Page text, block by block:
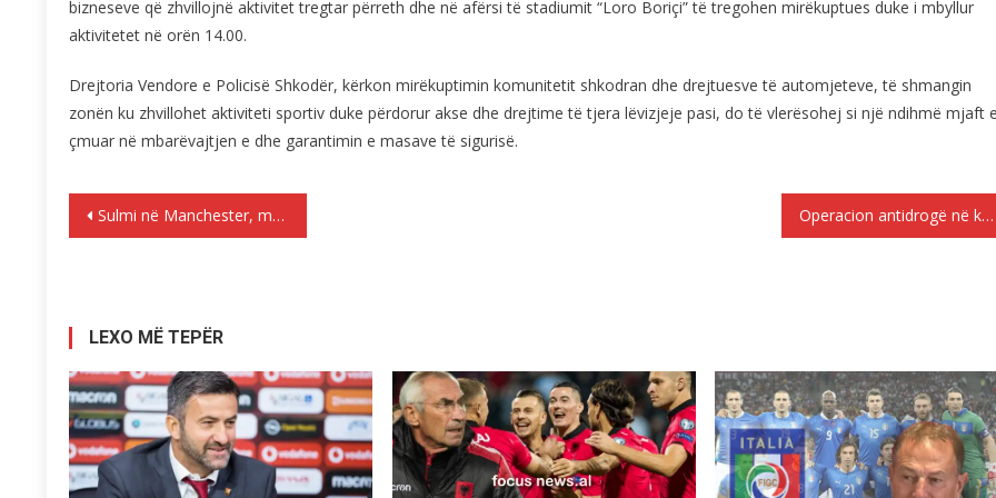
bizneseve që zhvillojnë aktivitet tregtar përreth dhe në afërsi të stadiumit “Loro Boriçi” të tregohen mirëkuptues duke i mbyllur
aktivitetet në orën 14.00.
Drejtoria Vendore e Policisë Shkodër, kërkon mirëkuptimin komunitetit shkodran dhe drejtuesve të automjeteve, të shmangin
zonën ku zhvillohet aktiviteti sportiv duke përdorur akse dhe drejtime të tjera lëvizjeje pasi, do të vlerësohej si një ndihmë mjaft
çmuar në mbarëvajtjen e dhe garantimin e masave të sigurisë.
Lëvizje
Sulmi në Manchester, mediat britanike: Mes të ndaluarve edhe një shqiptar Operacion antidrogë në kufirin Shqipëri-Greqi, kapet 80 kg marijuanë
LEXO MË TEPËR